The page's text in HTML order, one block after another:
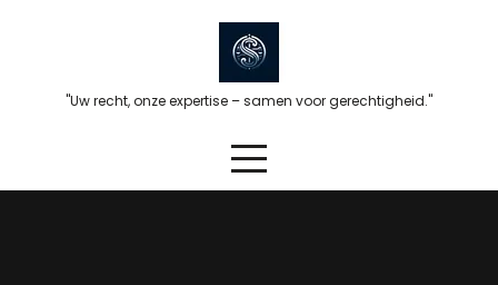
"Uw recht, onze expertise – samen voor gerechtigheid."